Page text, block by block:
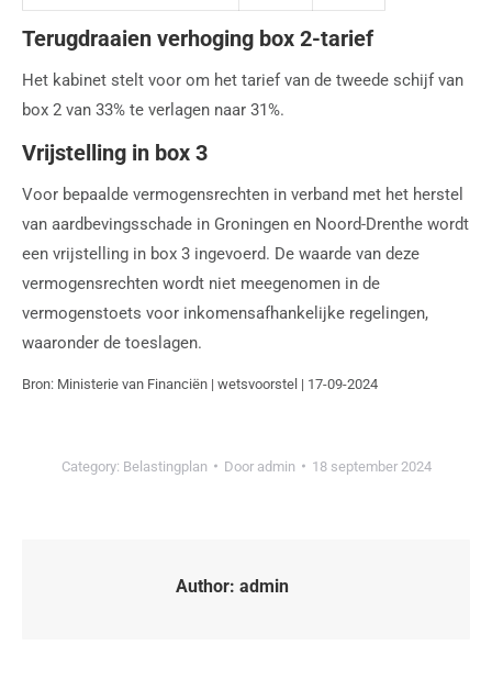
Terugdraaien verhoging box 2-tarief
Het kabinet stelt voor om het tarief van de tweede schijf van
box 2 van 33% te verlagen naar 31%.
Vrijstelling in box 3
Voor bepaalde vermogensrechten in verband met het herstel
van aardbevingsschade in Groningen en Noord-Drenthe wordt
een vrijstelling in box 3 ingevoerd. De waarde van deze
vermogensrechten wordt niet meegenomen in de
vermogenstoets voor inkomensafhankelijke regelingen,
waaronder de toeslagen.
Bron: Ministerie van Financiën | wetsvoorstel | 17-09-2024
Category: Belastingplan Door admin 18 september 2024
Author: admin